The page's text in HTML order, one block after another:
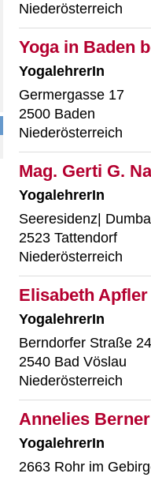
Niederösterreich
Yoga in Baden
YogalehrerIn
Germergasse 17
2500 Baden
Niederösterreich
Mag. Gerti G.
YogalehrerIn
Seeresidenz|
2523 Tattendorf
Niederösterreich
Elisabeth
YogalehrerIn
Berndorfer Straße 24
2540 Bad Vöslau
Niederösterreich
Annelies Berner
YogalehrerIn
2663 Rohr im